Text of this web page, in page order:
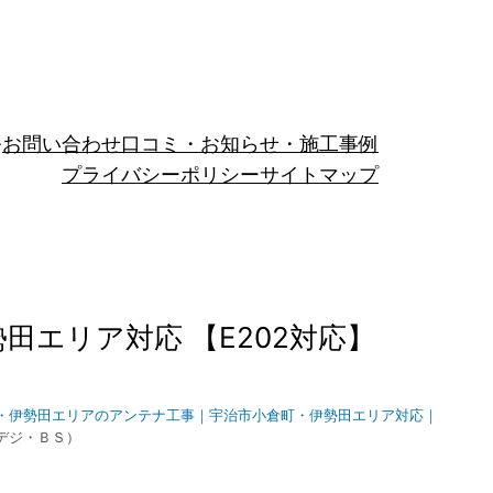
お問い合わせ口コミ・お知らせ・施工事例
プライバシーポリシーサイトマップ
エリア対応 【E202対応】
伊勢田エリアのアンテナ工事｜宇治市小倉町・伊勢田エリア対応｜
・ＢＳ）